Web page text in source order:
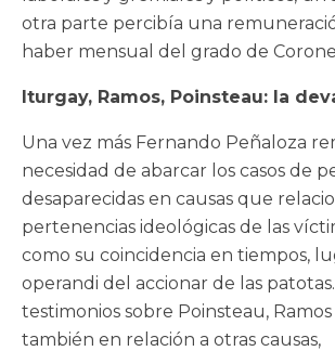
otra parte percibía una
haber mensual del grado de
Iturgay, Ramos, Poinsteau: la
Una vez más Fernando Peñaloza
necesidad de abarcar los casos de
desaparecidas en causas que
pertenencias ideológicas de las
como su coincidencia en tiempos,
operandi del accionar de las
testimonios sobre Poinsteau,
también en relación a otras causas,